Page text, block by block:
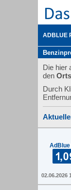
ADBLUE
Die hier
den
Durch
AdBlue
02.06.2026